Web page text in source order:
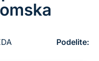
Podelite: